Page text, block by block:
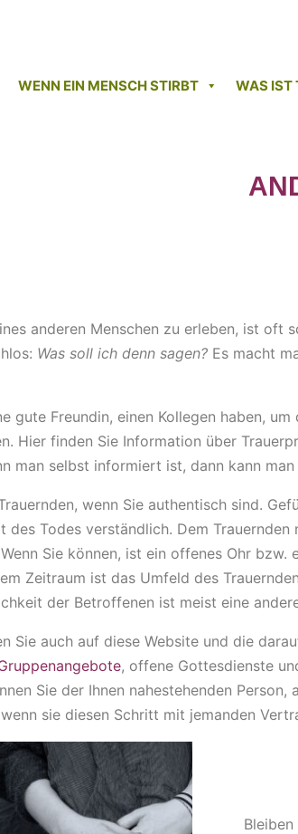
WENN EIN MENSCH STIRBT WAS IST
anderen Menschen zu erleben, ist oft
Was soll ich denn sagen? Es macht
gute Freundin, einen Kollegen haben,
Hier finden Sie Information über
man selbst informiert ist, dann kann
wenn Sie authentisch sind.
des Todes verständlich. Dem
Sie können, ist ein offenes Ohr
Zeitraum ist das Umfeld des
der Betroffenen ist meist eine
Sie auch auf diese Website und die
, offene Gottesdienste
Sie der Ihnen nahestehenden Person,
sie diesen Schritt mit jemanden